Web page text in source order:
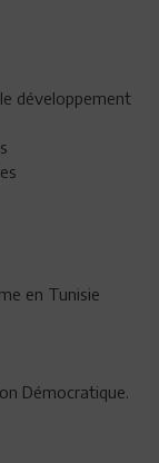
développement
en Tunisie
Démocratique.